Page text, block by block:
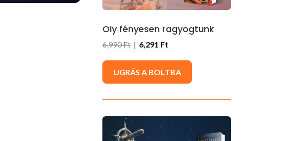
Oly fényesen ragyogtunk
6,990 Ft| 6,291 Ft
UGRÁS A BOLTBA